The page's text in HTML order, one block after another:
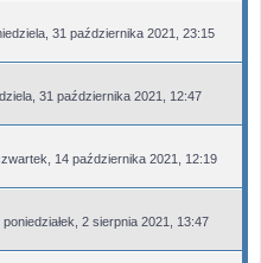
31 października 2021, 23:15
31 października 2021, 12:47
14 października 2021, 12:19
poniedziałek, 2 sierpnia 2021, 13:47